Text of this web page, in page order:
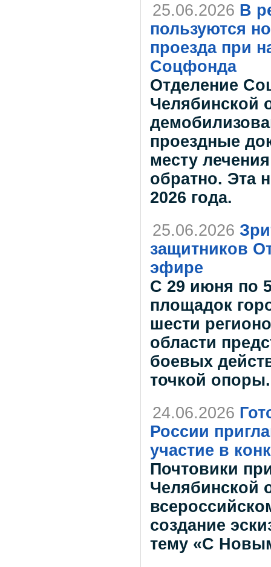
25.06.2026 В
пользуются
проезда при
Соцфонда
Отделение
Челябинской
проездные
месту
обратно. Эта
2026 года.
25.06.2026
защитников
эфире
С 29 июня по
площадок
шести
области
боевых
точкой опоры.
24.06.2026
России
участие в
Почтовики
Челябинской
создание
тему «С